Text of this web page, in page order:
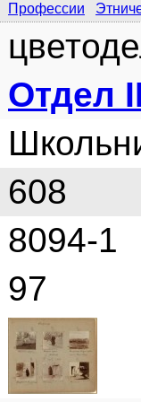
Профессии
Отдел
608
8094-1
97